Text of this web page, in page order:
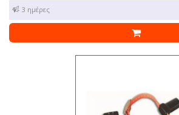
1 - 3 ημέρες